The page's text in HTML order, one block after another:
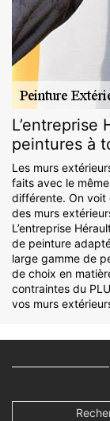
L’entreprise
peintures à
Les murs
faits avec le
différente. On voit
des murs
L’entreprise
de peinture
large gamme de
de choix en
contraintes du
vos murs